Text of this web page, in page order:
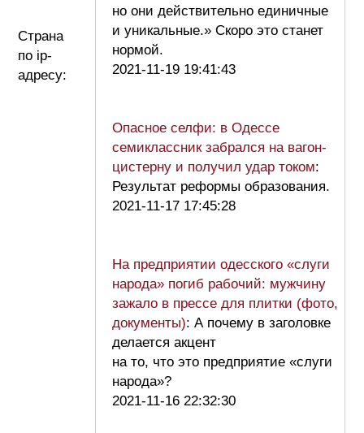
Страна
по ip-
адресу:
но они действительно единичные
и уникальные.» Скоро это станет
нормой.
2021-11-19 19:41:43
Опасное селфи: в Одессе
семиклассник забрался на вагон-
цистерну и получил удар током:
Результат реформы образования.
2021-11-17 17:45:28
На предприятии одесского «слуги
народа» погиб рабочий: мужчину
зажало в прессе для плитки (фото,
документы): А почему в заголовке
делается акцент
на то, что это предприятие «слуги
народа»?
2021-11-16 22:32:30